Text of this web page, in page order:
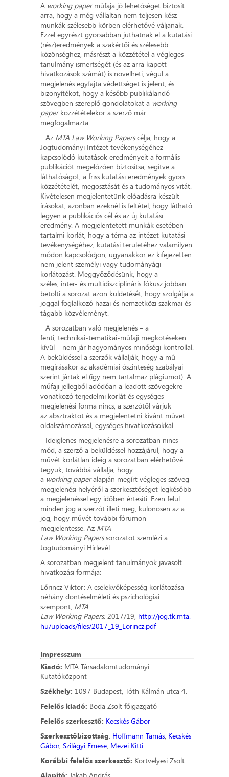
A working paperműfaja jó lehetőséget biztosít
arra, hogy a még vállaltan nem teljesen kész
munkák szélesebb körben elérhetővé váljanak.
Ezzel egyrészt gyorsabban juthatnak el a kutatási
(rész)eredmények a szakértői és szélesebb
közönséghez, másrészt a közzététel a végleges
tanulmány ismertségét (és az arra kapott
hivatkozások számát) is növelheti, végül a
megjelenés egyfajta védettséget is jelent, és
bizonyítékot, hogy a később publikálandó
szövegben szereplő gondolatokat a working
paperközzétételekor a szerző már
megfogalmazta.
Az MTA Law Working Paperscélja, hogy a
Jogtudományi Intézet tevékenységéhez
kapcsolódó kutatások eredményeit a formális
publikációt megelőzően biztosítsa, segítve a
láthatóságot, a friss kutatási eredmények gyors
közzétételét, megosztását és a tudományos vitát.
Kivételesen megjelentetünk előadásra készült
írásokat, azonban ezeknél is feltétel, hogy látható
legyen a publikációs cél és az új kutatási
eredmény. A megjelentetett munkák esetében
tartalmi korlát, hogy a téma az intézet kutatási
tevékenységéhez, kutatási területéhez valamilyen
módon kapcsolódjon, ugyanakkor ez kifejezetten
nem jelent személyi vagy tudományági
korlátozást. Meggyőződésünk, hogy a
széles, inter- és multidiszciplináris fókusz jobban
betölti a sorozat azon küldetését, hogy szolgálja a
joggal foglalkozó hazai és nemzetközi szakmai és
tágabb közvéleményt.
A sorozatban való megjelenés – a
fenti, technikai-tematikai-műfaji megkötéseken
kívül – nem jár hagyományos minőségi kontrollal.
A beküldéssel a szerzők vállalják, hogy a mű
megírásakor az akadémiai őszinteség szabályai
szerint jártak el (így nem tartalmaz plágiumot). A
műfaji jellegből adódóan a leadott szövegekre
vonatkozó terjedelmi korlát és egységes
megjelenési forma nincs, a szerzőtől várjuk
az absztraktot és a megjelentetni kívánt művet
oldalszámozással, egységes hivatkozásokkal.
Ideiglenes megjelenésre a sorozatban nincs
mód, a szerző a beküldéssel hozzájárul, hogy a
művét korlátlan ideig a sorozatban elérhetővé
tegyük, továbbá vállalja, hogy
a working paperalapján megírt végleges szöveg
megjelenési helyéről a szerkesztőséget legkésőbb
a megjelenéssel egy időben értesíti. Ezen felül
minden jog a szerzőt illeti meg, különösen az a
jog, hogy művét további fórumon
megjelentesse. Az MTA
Law Working Paperssorozatot szemlézi a
Jogtudományi Hírlevél.
A sorozatban megjelent tanulmányok javasolt
hivatkozási formája:
Lőrincz Viktor: A cselekvőképesség korlátozása –
néhány döntéselméleti és pszichológiai
szempont, MTA
Law Working Papers, 2017/19, http://jog.tk.mta.
hu/uploads/files/2017_19_Lorincz.pdf
Impresszum
Kiadó: MTA Társadalomtudományi
Kutatóközpont
Székhely: 1097 Budapest, Tóth Kálmán utca 4.
Felelős kiadó: Boda Zsolt főigazgató
Felelős szerkesztő: Kecskés Gábor
Szerkesztőbizottság: Hoffmann Tamás, Kecskés
Gábor, Szilágyi Emese, Mezei Kitti
Korábbi felelős szerkesztő: Kortvelyesi Zsolt